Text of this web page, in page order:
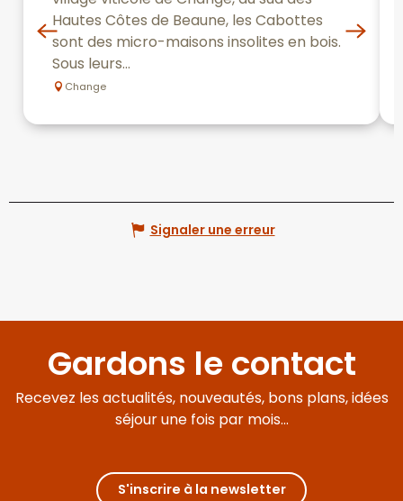
Hautes Côtes de Beaune, les Cabottes
sont des micro-maisons insolites en bois.
Sous leurs...
Change
Signaler une erreur
Gardons le contact
Recevez les actualités, nouveautés, bons plans, idées
séjour une fois par mois...
S'inscrire à la newsletter